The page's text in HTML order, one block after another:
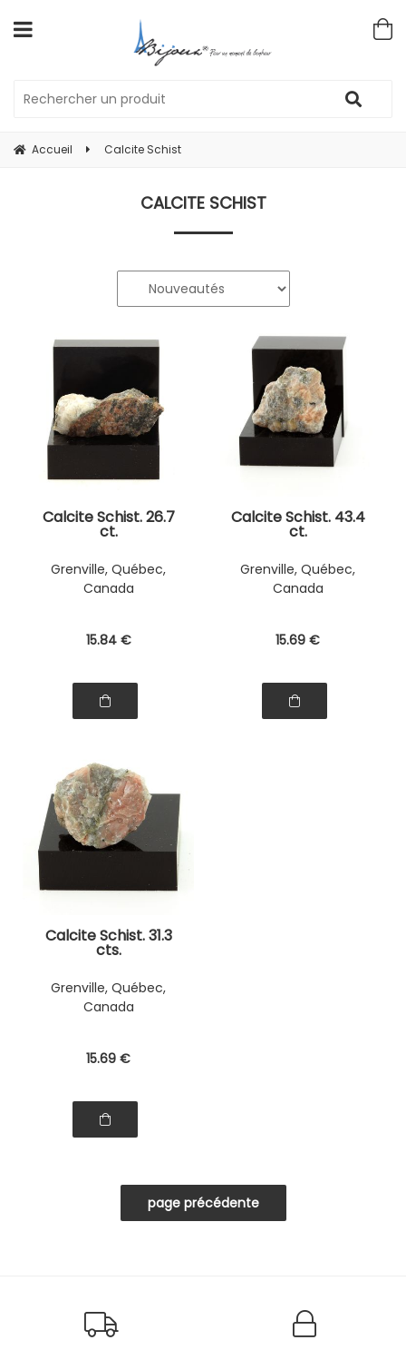
Accueil Calcite Schist
CALCITE SCHIST
Calcite Schist. 26.7
ct.
Grenville, Québec,
Canada
15.84 €
Calcite Schist. 43.4
ct.
Grenville, Québec,
Canada
15.69 €
Calcite Schist. 31.3
cts.
Grenville, Québec,
Canada
15.69 €